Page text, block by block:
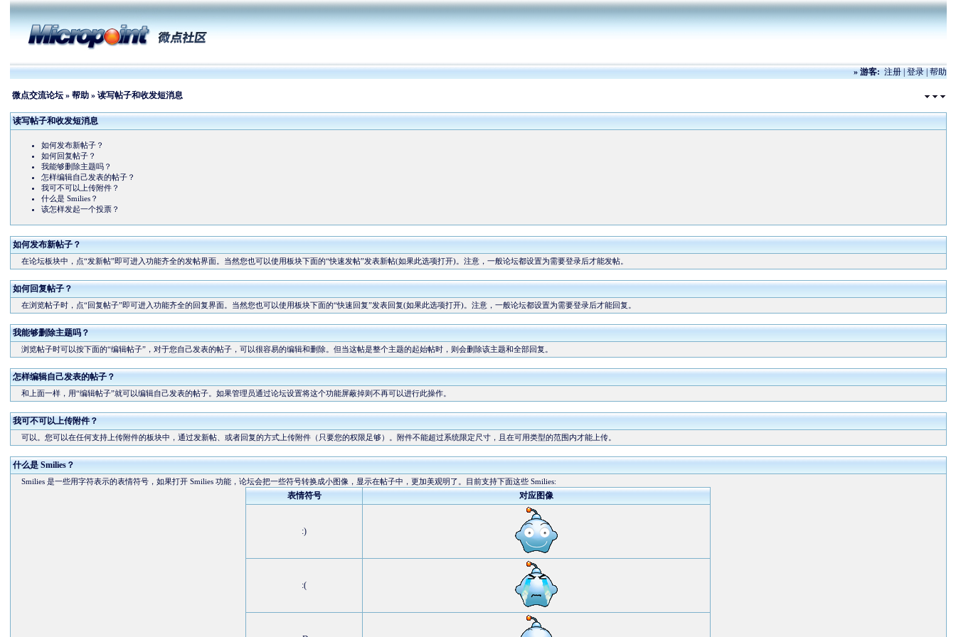
» 游客:注册|登录|帮助
微点交流论坛» 帮助» 读写帖子和收发短消息
读写帖子和收发短消息
如何发布新帖子？
如何回复帖子？
我能够删除主题吗？
怎样编辑自己发表的帖子？
我可不可以上传附件？
什么是 Smilies？
该怎样发起一个投票？
如何发布新帖子？
在论坛板块中，点“发新帖”即可进入功能齐全的发帖界面。当然您也可以使用板块下面的“快速发帖”发表新帖(如果此选项打开)。注意，一般论坛都设置为需要登录后才能发帖。
如何回复帖子？
在浏览帖子时，点“回复帖子”即可进入功能齐全的回复界面。当然您也可以使用板块下面的“快速回复”发表回复(如果此选项打开)。注意，一般论坛都设置为需要登录后才能回复。
我能够删除主题吗？
浏览帖子时可以按下面的“编辑帖子”，对于您自己发表的帖子，可以很容易的编辑和删除。但当这帖是整个主题的起始帖时，则会删除该主题和全部回复。
怎样编辑自己发表的帖子？
和上面一样，用“编辑帖子”就可以编辑自己发表的帖子。如果管理员通过论坛设置将这个功能屏蔽掉则不再可以进行此操作。
我可不可以上传附件？
可以。您可以在任何支持上传附件的板块中，通过发新帖、或者回复的方式上传附件（只要您的权限足够）。附件不能超过系统限定尺寸，且在可用类型的范围内才能上传。
什么是 Smilies？
Smilies 是一些用字符表示的表情符号，如果打开 Smilies 功能，论坛会把一些符号转换成小图像，显示在帖子中，更加美观明了。目前支持下面这些 Smilies:
表情符号 对应图像
:)
:(